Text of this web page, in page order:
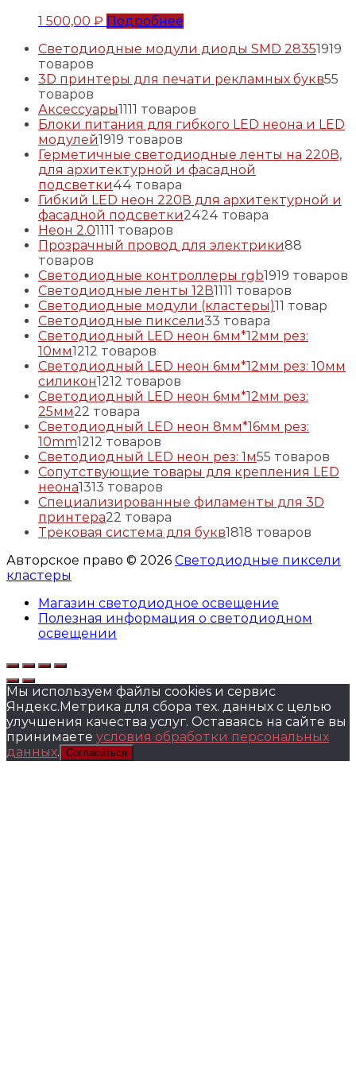
1 500,00 ₽ Подробнее
Светодиодные модули диоды SMD 28351919
товаров
3D принтеры для печати рекламных букв55
товаров
Аксессуары1111 товаров
Блоки питания для гибкого LED неона и LED
модулей1919 товаров
Герметичные светодиодные ленты на 220В,
для архитектурной и фасадной
подсветки44 товара
Гибкий LED неон 220В для архитектурной и
фасадной подсветки2424 товара
Неон 2.01111 товаров
Прозрачный провод для электрики88
товаров
Светодиодные контроллеры rgb1919 товаров
Светодиодные ленты 12В1111 товаров
Светодиодные модули (кластеры)11 товар
Светодиодные пиксели33 товара
Светодиодный LED неон 6мм*12мм рез:
10мм1212 товаров
Светодиодный LED неон 6мм*12мм рез: 10мм
силикон1212 товаров
Светодиодный LED неон 6мм*12мм рез:
25мм22 товара
Светодиодный LED неон 8мм*16мм рез:
10mm1212 товаров
Светодиодный LED неон рез: 1м55 товаров
Сопутствующие товары для крепления LED
неона1313 товаров
Специализированные филаменты для 3D
принтера22 товара
Трековая система для букв1818 товаров
Авторское право © 2026 Светодиодные пиксели
кластеры
Магазин светодиодное освещение
Полезная информация о светодиодном
освещении
Мы используем файлы cookies и сервис
Яндекс.Метрика для сбора тех. данных с целью
улучшения качества услуг. Оставаясь на сайте вы
принимаете условия обработки персональных
данных. Согласиться